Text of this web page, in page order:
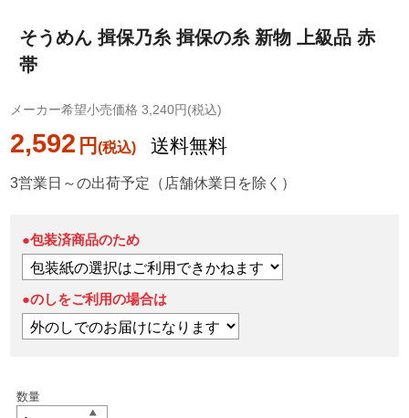
そうめん 揖保乃糸 揖保の糸 新物 上級品 赤
帯
メーカー希望小売価格 3,240円(税込)
2,592 円 送料無料
3営業日～の出荷予定（店舗休業日を除く）
●包装済商品のため
●のしをご利用の場合は